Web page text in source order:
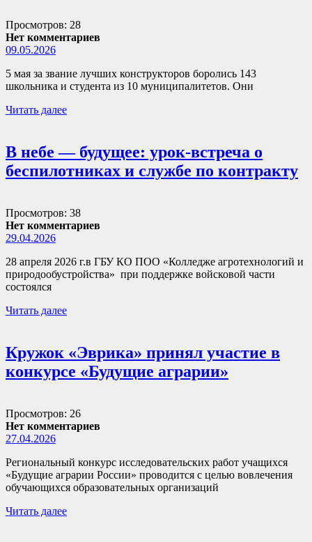
Просмотров: 28
Нет комментариев
09.05.2026
5 мая за звание лучших конструкторов боролись 143
школьника и студента из 10 муниципалитетов. Они
Читать далее
В небе — будущее: урок-встреча о
беспилотниках и службе по контракту
Просмотров: 38
Нет комментариев
29.04.2026
28 апреля 2026 г.в ГБУ КО ПОО «Колледже агротехнологий и
природообустройства» при поддержке войсковой части
состоялся
Читать далее
Кружок «Эврика» принял участие в
конкурсе «Будущие аграрии»
Просмотров: 26
Нет комментариев
27.04.2026
Региональный конкурс исследовательских работ учащихся
«Будущие аграрии России» проводится с целью вовлечения
обучающихся образовательных организаций
Читать далее